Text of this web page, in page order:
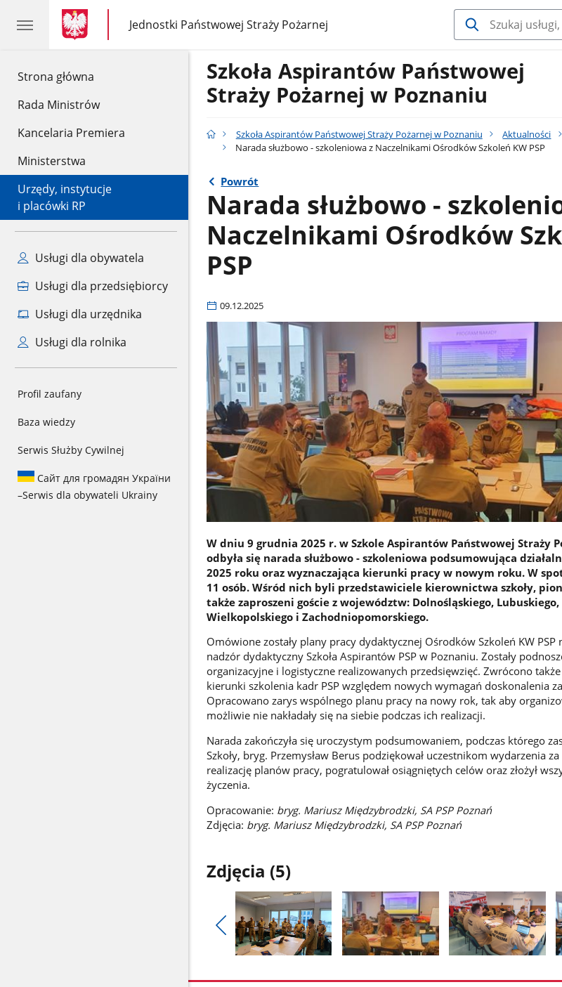
Strona główna
Rada Ministrów
Kancelaria Premiera
Ministerstwa
Urzędy, instytucje
i placówki RP
Usługi dla obywatela
Usługi dla przedsiębiorcy
Usługi dla urzędnika
Usługi dla rolnika
Profil zaufany
Baza wiedzy
Serwis Służby Cywilnej
Сайт для громадян України
–Serwis dla obywateli Ukrainy
gov.pl
gov.pl
Jednostki Państwowej Straży Pożarnej
gov.pl
Jednostki
Państwowej
Szkoła Aspirantów Państwowej
Straży Pożarnej w Poznaniu
Szkoła Aspirantów Państwowej Straży Pożarnej w Poznaniu Aktualności
Narada służbowo - szkoleniowa z Naczelnikami Ośrodków Szkoleń KW PSP
Powrót
Narada służbowo -
Naczelnikami Ośrodków
PSP
09.12.2025
W dniu 9 grudnia 2025 r. w Szkole Aspirantów Państwowej Straży
odbyła się narada służbowo - szkoleniowa podsumowująca
2025 roku oraz wyznaczająca kierunki pracy w nowym roku. W
11 osób. Wśród nich byli przedstawiciele kierownictwa szkoły,
także zaproszeni goście z województw: Dolnośląskiego,
Wielkopolskiego i Zachodniopomorskiego.
Omówione zostały plany pracy dydaktycznej Ośrodków Szkoleń KW
nadzór dydaktyczny Szkoła Aspirantów PSP w Poznaniu. Zostały
organizacyjne i logistyczne realizowanych przedsięwzięć. Zwrócono
kierunki szkolenia kadr PSP względem nowych wymagań doskonalenia
Opracowano zarys wspólnego planu pracy na nowy rok, tak aby
możliwie nie nakładały się na siebie podczas ich realizacji.
Narada zakończyła się uroczystym podsumowaniem, podczas którego
Szkoły, bryg. Przemysław Berus podziękował uczestnikom wydarzenia
realizację planów pracy, pogratulował osiągniętych celów oraz złożył
życzenia.
Opracowanie: bryg. Mariusz Międzybrodzki, SA PSP Poznań
Zdjęcia: bryg. Mariusz Międzybrodzki, SA PSP Poznań
Zdjęcia (5)
Pokaż
poprzednie